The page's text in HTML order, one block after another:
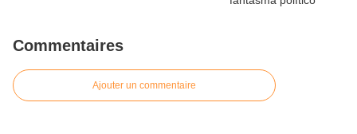
Commentaires
Ajouter un commentaire